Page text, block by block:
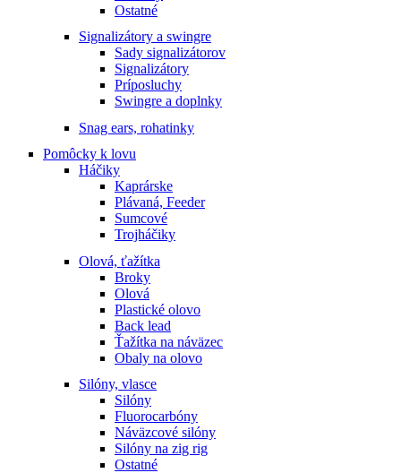
Ostatné
Signalizátory a swingre
Sady signalizátorov
Signalizátory
Príposluchy
Swingre a doplnky
Snag ears, rohatinky
Pomôcky k lovu
Háčiky
Kaprárske
Plávaná, Feeder
Sumcové
Trojháčiky
Olová, ťažítka
Broky
Olová
Plastické olovo
Back lead
Ťažítka na náväzec
Obaly na olovo
Silóny, vlasce
Silóny
Fluorocarbóny
Náväzcové silóny
Silóny na zig rig
Ostatné